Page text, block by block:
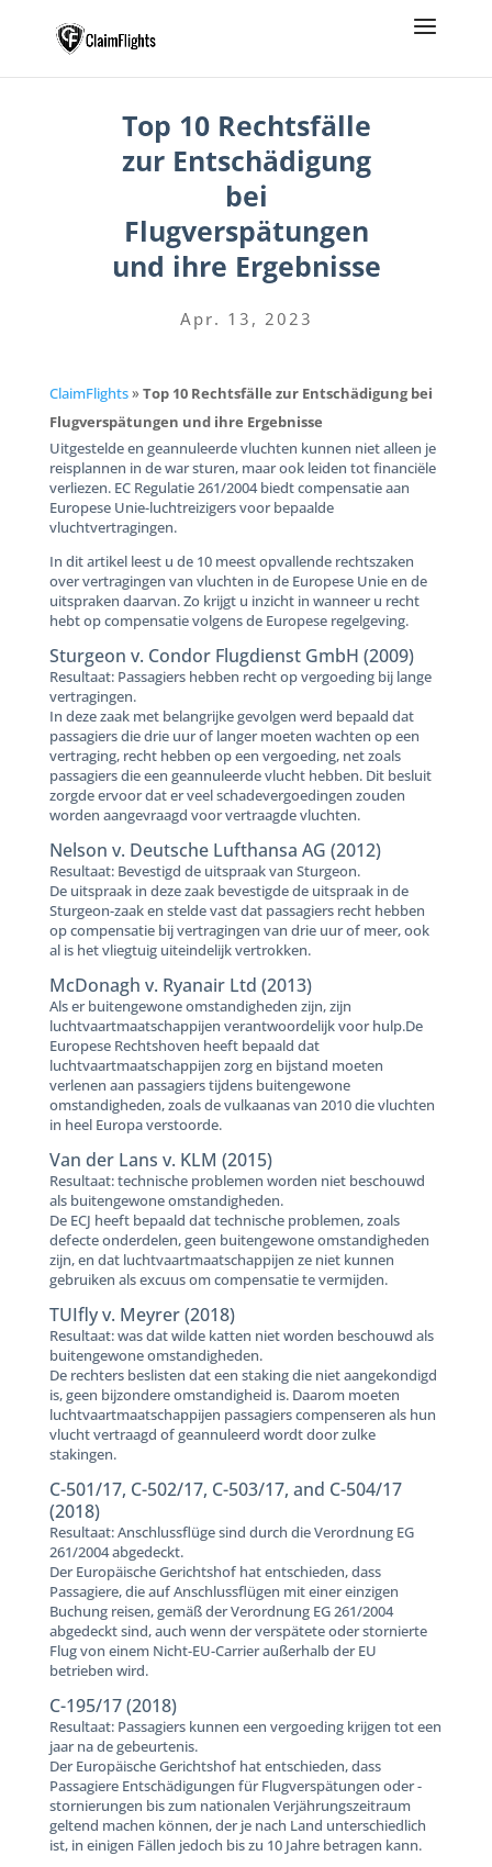
Top 10 Rechtsfälle
zur Entschädigung
bei
Flugverspätungen
und ihre Ergebnisse
Apr. 13, 2023
ClaimFlights» Top 10 Rechtsfälle zur Entschädigung bei
Flugverspätungen und ihre Ergebnisse
Uitgestelde en geannuleerde vluchten kunnen niet alleen je
reisplannen in de war sturen, maar ook leiden tot financiële
verliezen. EC Regulatie 261/2004 biedt compensatie aan
Europese Unie-luchtreizigers voor bepaalde
vluchtvertragingen.
In dit artikel leest u de 10 meest opvallende rechtszaken
over vertragingen van vluchten in de Europese Unie en de
uitspraken daarvan. Zo krijgt u inzicht in wanneer u recht
hebt op compensatie volgens de Europese regelgeving.
Sturgeon v. Condor Flugdienst GmbH (2009)
Resultaat: Passagiers hebben recht op vergoeding bij lange
vertragingen.
In deze zaak met belangrijke gevolgen werd bepaald dat
passagiers die drie uur of langer moeten wachten op een
vertraging, recht hebben op een vergoeding, net zoals
passagiers die een geannuleerde vlucht hebben. Dit besluit
zorgde ervoor dat er veel schadevergoedingen zouden
worden aangevraagd voor vertraagde vluchten.
Nelson v. Deutsche Lufthansa AG (2012)
Resultaat: Bevestigd de uitspraak van Sturgeon.
De uitspraak in deze zaak bevestigde de uitspraak in de
Sturgeon-zaak en stelde vast dat passagiers recht hebben
op compensatie bij vertragingen van drie uur of meer, ook
al is het vliegtuig uiteindelijk vertrokken.
McDonagh v. Ryanair Ltd (2013)
Als er buitengewone omstandigheden zijn, zijn
luchtvaartmaatschappijen verantwoordelijk voor hulp.De
Europese Rechtshoven heeft bepaald dat
luchtvaartmaatschappijen zorg en bijstand moeten
verlenen aan passagiers tijdens buitengewone
omstandigheden, zoals de vulkaanas van 2010 die vluchten
in heel Europa verstoorde.
Van der Lans v. KLM (2015)
Resultaat: technische problemen worden niet beschouwd
als buitengewone omstandigheden.
De ECJ heeft bepaald dat technische problemen, zoals
defecte onderdelen, geen buitengewone omstandigheden
zijn, en dat luchtvaartmaatschappijen ze niet kunnen
gebruiken als excuus om compensatie te vermijden.
TUIfly v. Meyrer (2018)
Resultaat: was dat wilde katten niet worden beschouwd als
buitengewone omstandigheden.
De rechters beslisten dat een staking die niet aangekondigd
is, geen bijzondere omstandigheid is. Daarom moeten
luchtvaartmaatschappijen passagiers compenseren als hun
vlucht vertraagd of geannuleerd wordt door zulke
stakingen.
C-501/17, C-502/17, C-503/17, and C-504/17
(2018)
Resultaat: Anschlussflüge sind durch die Verordnung EG
261/2004 abgedeckt.
Der Europäische Gerichtshof hat entschieden, dass
Passagiere, die auf Anschlussflügen mit einer einzigen
Buchung reisen, gemäß der Verordnung EG 261/2004
abgedeckt sind, auch wenn der verspätete oder stornierte
Flug von einem Nicht-EU-Carrier außerhalb der EU
betrieben wird.
C-195/17 (2018)
Resultaat: Passagiers kunnen een vergoeding krijgen tot een
jaar na de gebeurtenis.
Der Europäische Gerichtshof hat entschieden, dass
Passagiere Entschädigungen für Flugverspätungen oder -
stornierungen bis zum nationalen Verjährungszeitraum
geltend machen können, der je nach Land unterschiedlich
ist, in einigen Fällen jedoch bis zu 10 Jahre betragen kann.